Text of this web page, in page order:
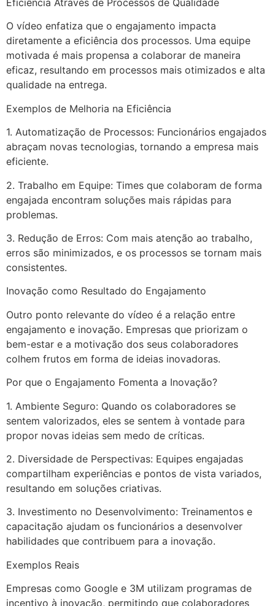
Eficiência Através de Processos de Qualidade
O vídeo enfatiza que o engajamento impacta
diretamente a eficiência dos processos. Uma equipe
motivada é mais propensa a colaborar de maneira
eficaz, resultando em processos mais otimizados e alta
qualidade na entrega.
Exemplos de Melhoria na Eficiência
1. Automatização de Processos: Funcionários engajados
abraçam novas tecnologias, tornando a empresa mais
eficiente.
2. Trabalho em Equipe: Times que colaboram de forma
engajada encontram soluções mais rápidas para
problemas.
3. Redução de Erros: Com mais atenção ao trabalho,
erros são minimizados, e os processos se tornam mais
consistentes.
Inovação como Resultado do Engajamento
Outro ponto relevante do vídeo é a relação entre
engajamento e inovação. Empresas que priorizam o
bem-estar e a motivação dos seus colaboradores
colhem frutos em forma de ideias inovadoras.
Por que o Engajamento Fomenta a Inovação?
1. Ambiente Seguro: Quando os colaboradores se
sentem valorizados, eles se sentem à vontade para
propor novas ideias sem medo de críticas.
2. Diversidade de Perspectivas: Equipes engajadas
compartilham experiências e pontos de vista variados,
resultando em soluções criativas.
3. Investimento no Desenvolvimento: Treinamentos e
capacitação ajudam os funcionários a desenvolver
habilidades que contribuem para a inovação.
Exemplos Reais
Empresas como Google e 3M utilizam programas de
incentivo à inovação, permitindo que colaboradores